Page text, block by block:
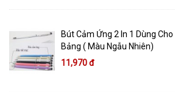
Bút Cảm Ứng 2 In 1 Dùng
Bảng ( Màu Ngẫu Nhiên)
11,970 đ